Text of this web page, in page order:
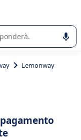
di un
Lemonway